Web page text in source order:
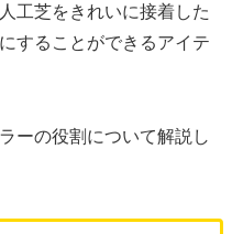
工芝をきれいに接着した
することができるアイテ
ーの役割について解説し